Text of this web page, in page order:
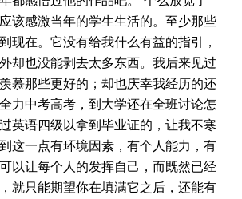
该感激当年的学生生活的。至少那些
现在。它没有给我什么有益的指引，
却也没能剥去太多东西。我后来见过
慕那些更好的；却也庆幸我经历的还
力中考高考，到大学还在全班讨论怎
英语四级以拿到毕业证的，让我不寒
这一点有环境因素，有个人能力，有
以让每个人的发挥自己，而既然已经
就只能期望你在填满它之后，还能有